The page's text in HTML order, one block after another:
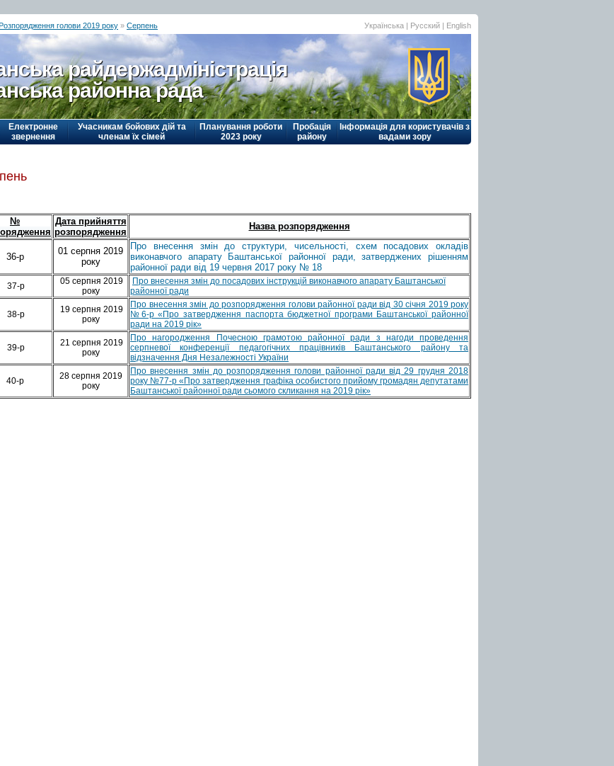
голови 2019 року » Серпень Українська | Русский | English
райдержадміністрація
районна рада
Електронне
звернення
Учасникам бойових дій та
членам їх сімей
Планування роботи
2023 року
Пробація
району
Інформація для користувачів з
вадами зору
№
Дата прийняття
розпорядження
Назва розпорядження
36-р
01 серпня 2019
року
Про внесення змін до структури, чисельності, схем посадових окладів
виконавчого апарату Баштанської районної ради, затверджених рішенням
районної ради від 19 червня 2017 року № 18
37-р
05 серпня 2019
року
Про внесення змін до посадових інструкцій виконавчого апарату Баштанської
районної ради
38-р
19 серпня 2019
року
Про внесення змін до розпорядження голови районної ради від 30 січня 2019 року
№6-р «Про затвердження паспорта бюджетної програми Баштанської районної
ради на 2019 рік»
39-р
21 серпня 2019
року
Про нагородження Почесною грамотою районної ради з нагоди проведення
серпневої конференції педагогічних працівників Баштанського району та
відзначення Дня Незалежності України
40-р
28 серпня 2019
року
Про внесення змін до розпорядження голови районної ради від 29 грудня 2018
року №77-р «Про затвердження графіка особистого прийому громадян депутатами
Баштанської районної ради сьомого скликання на 2019 рік»